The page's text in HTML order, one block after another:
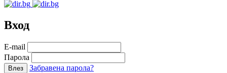
Вход
Е-mail
Парола
Забравена парола?